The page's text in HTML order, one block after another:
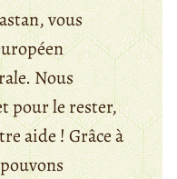
vous
Nous
pour le rester,
aide ! Grâce à